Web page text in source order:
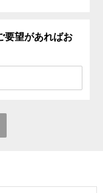
要望があればお